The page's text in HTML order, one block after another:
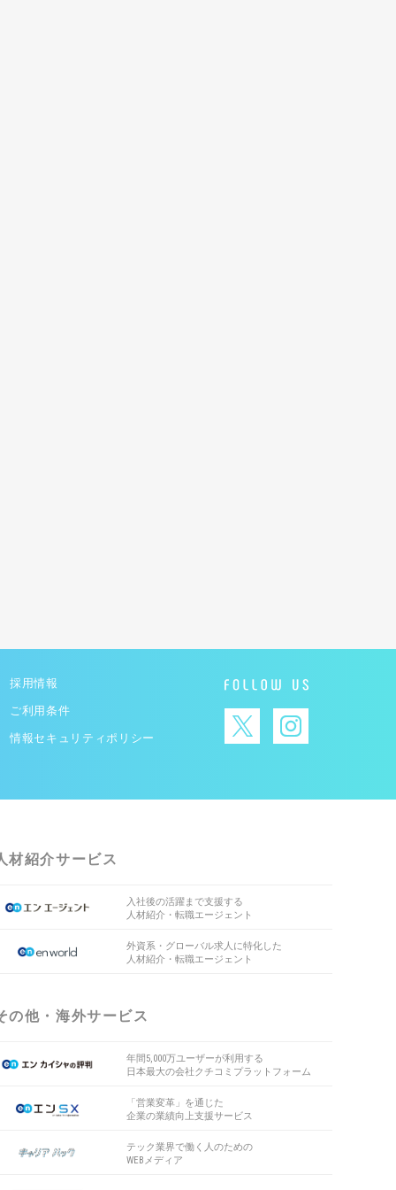
採用情報
ご利用条件
情報セキュリティポリシー
材紹介サービス
入社後の活躍まで支援する
人材紹介・転職エージェント
外資系・グローバル求人に特化した
人材紹介・転職エージェント
の他・海外サービス
年間5,000万ユーザーが利用する
日本最大の会社クチコミプラットフォーム
「営業変革」を通じた
企業の業績向上支援サービス
テック業界で働く人のための
WEBメディア